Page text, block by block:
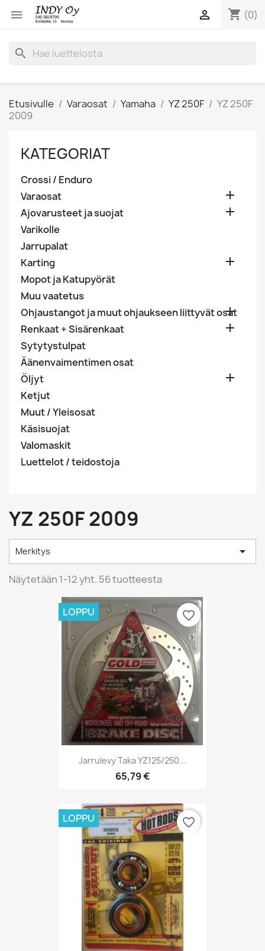
 shopping_cart (0)

search
Etusivulle Varaosat Yamaha YZ 250F
YZ 250F
2009
KATEGORIAT
Crossi / Enduro
Varaosat

Ajovarusteet ja suojat 
Varikolle
Jarrupalat
Karting

Mopot ja Katupyörät
Muu vaatetus
Ohjaustangot ja muut ohjaukseen liittyvät osat

Renkaat + Sisärenkaat 
Sytytystulpat
Äänenvaimentimen osat
Öljyt

Ketjut
Muut / Yleisosat
Käsisuojat
Valomaskit
Luettelot / teidostoja
YZ 250F 2009
Merkitys 
Näytetään 1-12 yht. 56 tuotteesta
Jarrulevy Taka YZ125/250...
65,79 €
LOPPU favorite_border
LOPPU favorite_border